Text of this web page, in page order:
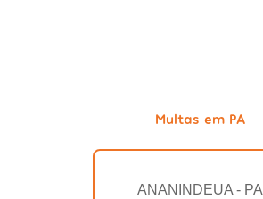
Multas em PA
ANANINDEUA - PA